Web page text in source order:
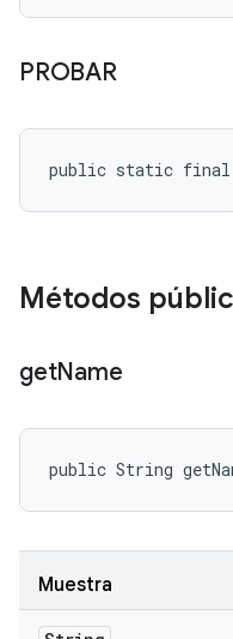
PROBAR
public static final
Métodos
getName
public String
Muestra